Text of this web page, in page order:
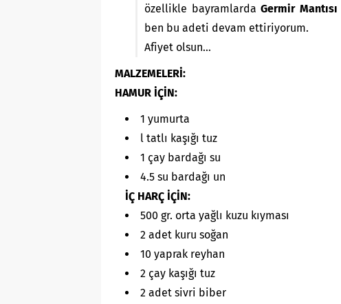
özellikle bayramlarda Germir Mantısı
ben bu adeti devam ettiriyorum.
Afiyet olsun…
MALZEMELERİ:
HAMUR İÇİN:
1 yumurta
l tatlı kaşığı tuz
1 çay bardağı su
4.5 su bardağı un
İÇ HARÇ İÇİN:
500 gr. orta yağlı kuzu kıyması
2 adet kuru soğan
10 yaprak reyhan
2 çay kaşığı tuz
2 adet sivri biber